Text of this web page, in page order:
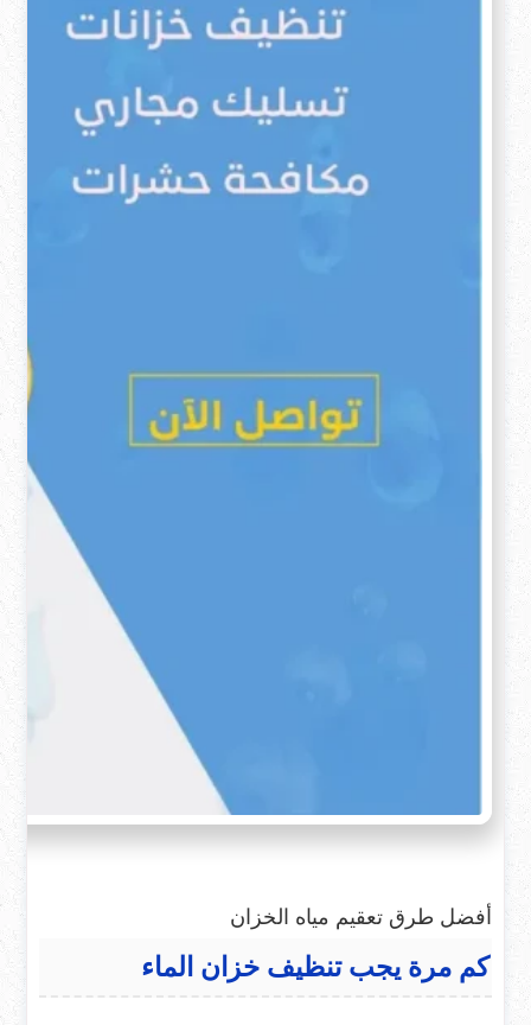
أفضل طرق تعقيم مياه الخزان
كم مرة يجب تنظيف خزان الماء